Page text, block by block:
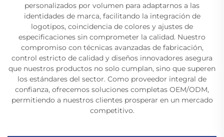
personalizados por volumen para adaptarnos a las
identidades de marca, facilitando la integración de
logotipos, coincidencia de colores y ajustes de
especificaciones sin comprometer la calidad. Nuestro
compromiso con técnicas avanzadas de fabricación,
control estricto de calidad y diseños innovadores asegura
que nuestros productos no solo cumplan, sino que superen
los estándares del sector. Como proveedor integral de
confianza, ofrecemos soluciones completas OEM/ODM,
permitiendo a nuestros clientes prosperar en un mercado
competitivo.